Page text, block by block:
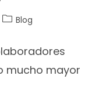
Blog
mucho mayor